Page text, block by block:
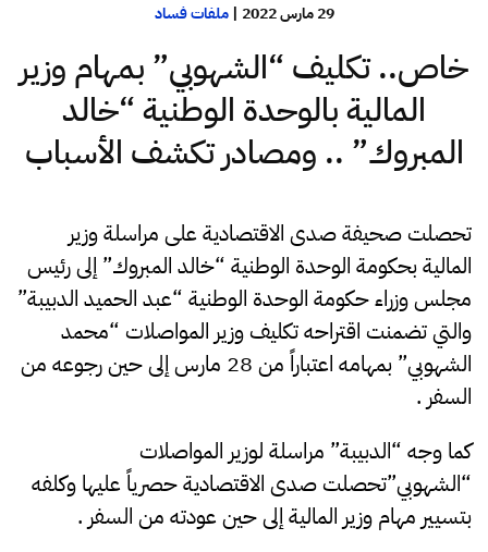
29 مارس 2022 |ملفات فساد
خاص.. تكليف “الشهوبي” بمهام وزير
المالية بالوحدة الوطنية “خالد
المبروك” .. ومصادر تكشف الأسباب
تحصلت صحيفة صدى الاقتصادية على مراسلة وزير
المالية بحكومة الوحدة الوطنية “خالد المبروك” إلى رئيس
مجلس وزراء حكومة الوحدة الوطنية “عبد الحميد الدبيبة”
والتي تضمنت اقتراحه تكليف وزير المواصلات “محمد
الشهوبي” بمهامه اعتباراً من 28 مارس إلى حين رجوعه من
السفر .
كما وجه “الدبيبة” مراسلة لوزير المواصلات
“الشهوبي”تحصلت صدى الاقتصادية حصرياً عليها وكلفه
بتسيير مهام وزير المالية إلى حين عودته من السفر .